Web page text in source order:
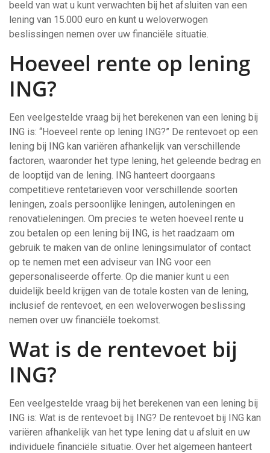
beeld van wat u kunt verwachten bij het afsluiten van een
lening van 15.000 euro en kunt u weloverwogen
beslissingen nemen over uw financiële situatie.
Hoeveel rente op lening
ING?
Een veelgestelde vraag bij het berekenen van een lening bij
ING is: “Hoeveel rente op lening ING?” De rentevoet op een
lening bij ING kan variëren afhankelijk van verschillende
factoren, waaronder het type lening, het geleende bedrag en
de looptijd van de lening. ING hanteert doorgaans
competitieve rentetarieven voor verschillende soorten
leningen, zoals persoonlijke leningen, autoleningen en
renovatieleningen. Om precies te weten hoeveel rente u
zou betalen op een lening bij ING, is het raadzaam om
gebruik te maken van de online leningsimulator of contact
op te nemen met een adviseur van ING voor een
gepersonaliseerde offerte. Op die manier kunt u een
duidelijk beeld krijgen van de totale kosten van de lening,
inclusief de rentevoet, en een weloverwogen beslissing
nemen over uw financiële toekomst.
Wat is de rentevoet bij
ING?
Een veelgestelde vraag bij het berekenen van een lening bij
ING is: Wat is de rentevoet bij ING? De rentevoet bij ING kan
variëren afhankelijk van het type lening dat u afsluit en uw
individuele financiële situatie. Over het algemeen hanteert